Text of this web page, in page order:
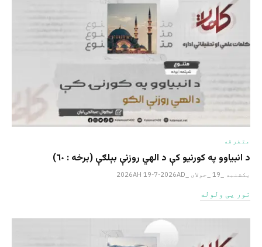
متفرقه
د انبیاوو په کورنیو کې د الهي روزنې بېلګې (برخه : ٦٠)
یکشنبه _19 _جولای _2026AH 19-7-2026AD
نور یی ولوله